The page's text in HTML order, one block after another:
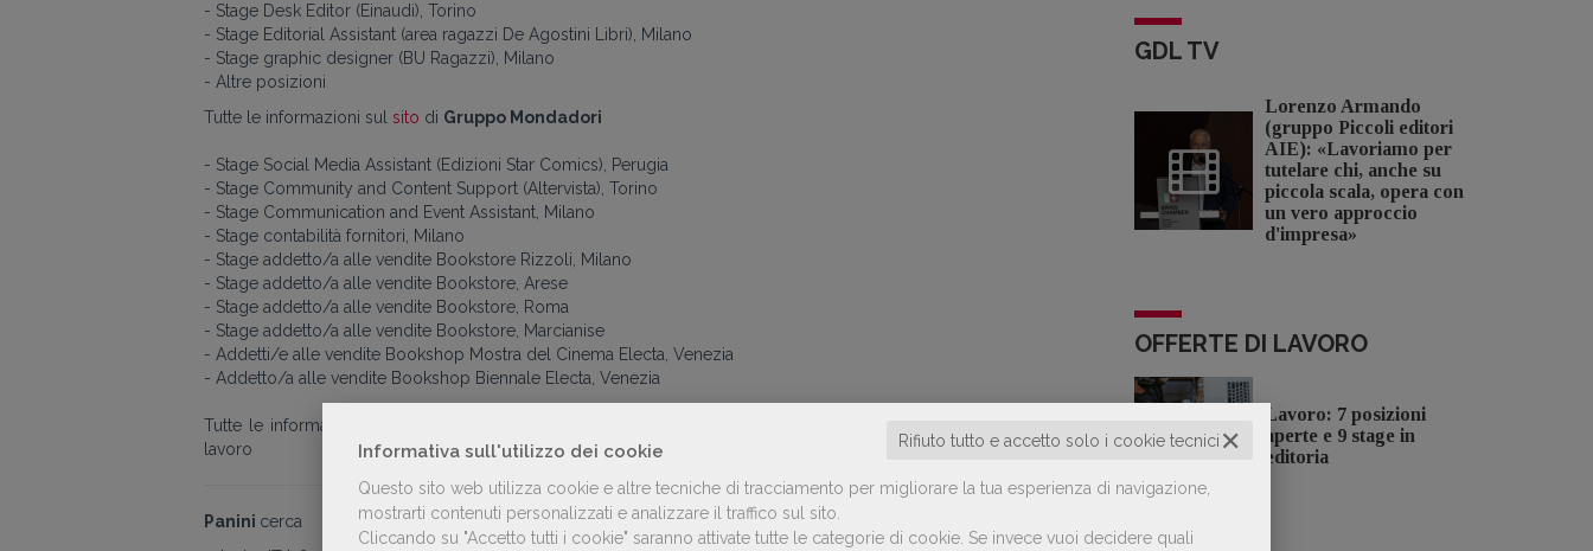
Informativa sull'utilizzo dei cookie ✕
Rifiuto tutto e accetto solo i cookie tecnici
Questo sito web utilizza cookie e altre tecniche di tracciamento per migliorare la tua esperienza di navigazione,
mostrarti contenuti personalizzati e analizzare il traffico sul sito.
Cliccando su "Accetto tutti i cookie" saranno attivate tutte le categorie di cookie. Se invece vuoi decidere quali
- Stage Desk Editor (Einaudi), Torino
- Stage Editorial Assistant (area ragazzi De Agostini Libri), Milano
- Stage graphic designer (BU Ragazzi), Milano
- Altre posizioni
Tutte le informazioni sul sito di Gruppo Mondadori
- Stage Social Media Assistant (Edizioni Star Comics), Perugia
- Stage Community and Content Support (Altervista), Torino
- Stage Communication and Event Assistant, Milano
- Stage contabilità fornitori, Milano
- Stage addetto/a alle vendite Bookstore Rizzoli, Milano
- Stage addetto/a alle vendite Bookstore, Arese
- Stage addetto/a alle vendite Bookstore, Roma
- Stage addetto/a alle vendite Bookstore, Marcianise
- Addetti/e alle vendite Bookshop Mostra del Cinema Electa, Venezia
- Addetto/a alle vendite Bookshop Biennale Electa, Venezia
Tutte le informazioni sul profilo
lavoro
Panini cerca
GDL TV
Lorenzo Armando
(gruppo Piccoli editori
AIE): «Lavoriamo per
tutelare chi, anche su
piccola scala, opera con
un vero approccio
d'impresa»
OFFERTE DI LAVORO
Lavoro: 7 posizioni
aperte e 9 stage in
editoria